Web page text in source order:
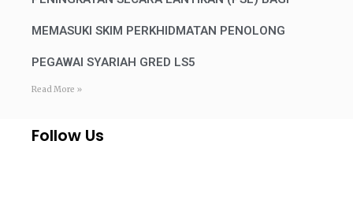
MEMASUKI SKIM PERKHIDMATAN PENOLONG
PEGAWAI SYARIAH GRED LS5
Read More »
Follow Us